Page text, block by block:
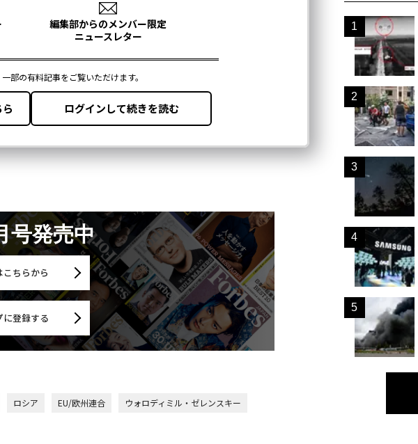
号発売中
ちらから
に登録する
ロシア EU/欧州連合
ウォロディミル・ゼレンスキー